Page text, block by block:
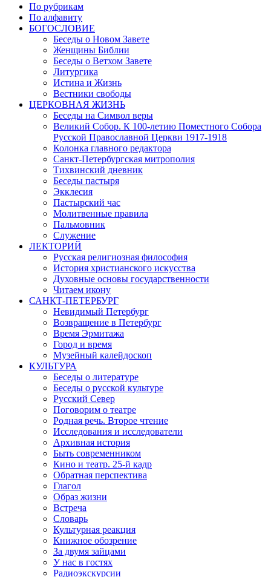
По рубрикам
По алфавиту
БОГОСЛОВИЕ
Беседы о Новом Завете
Женщины Библии
Беседы о Ветхом Завете
Литургика
Истина и Жизнь
Вестники свободы
ЦЕРКОВНАЯ ЖИЗНЬ
Беседы на Символ веры
Великий Собор. К 100-летию Поместного Собора
Русской Православной Церкви 1917-1918
Колонка главного редактора
Санкт-Петербургская митрополия
Тихвинский дневник
Беседы пастыря
Экклесия
Пастырский час
Молитвенные правила
Пальмовник
Служение
ЛЕКТОРИЙ
Русская религиозная философия
История христианского искусства
Духовные основы государственности
Читаем икону
САНКТ-ПЕТЕРБУРГ
Невидимый Петербург
Возвращение в Петербург
Время Эрмитажа
Город и время
Музейный калейдоскоп
КУЛЬТУРА
Беседы о литературе
Беседы о русской культуре
Русский Север
Поговорим о театре
Родная речь. Второе чтение
Исследования и исследователи
Архивная история
Быть современником
Кино и театр. 25-й кадр
Обратная перспектива
Глагол
Образ жизни
Встреча
Словарь
Культурная реакция
Книжное обозрение
За двумя зайцами
У нас в гостях
Радиоэкскурсии